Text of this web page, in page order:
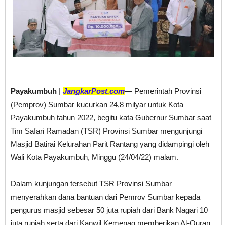
Payakumbuh | JangkarPost.com— Pemerintah Provinsi
(Pemprov) Sumbar kucurkan 24,8 milyar untuk Kota
Payakumbuh tahun 2022, begitu kata Gubernur Sumbar saat
Tim Safari Ramadan (TSR) Provinsi Sumbar mengunjungi
Masjid Batirai Kelurahan Parit Rantang yang didampingi oleh
Wali Kota Payakumbuh, Minggu (24/04/22) malam.
Dalam kunjungan tersebut TSR Provinsi Sumbar
menyerahkan dana bantuan dari Pemrov Sumbar kepada
pengurus masjid sebesar 50 juta rupiah dari Bank Nagari 10
juta rupiah serta dari Kanwil Kemenag memberikan Al-Quran